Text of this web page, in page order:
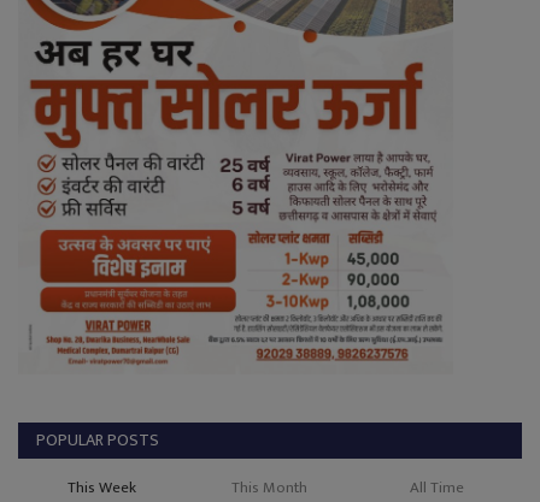
POPULAR POSTS
This Week This Month All Time